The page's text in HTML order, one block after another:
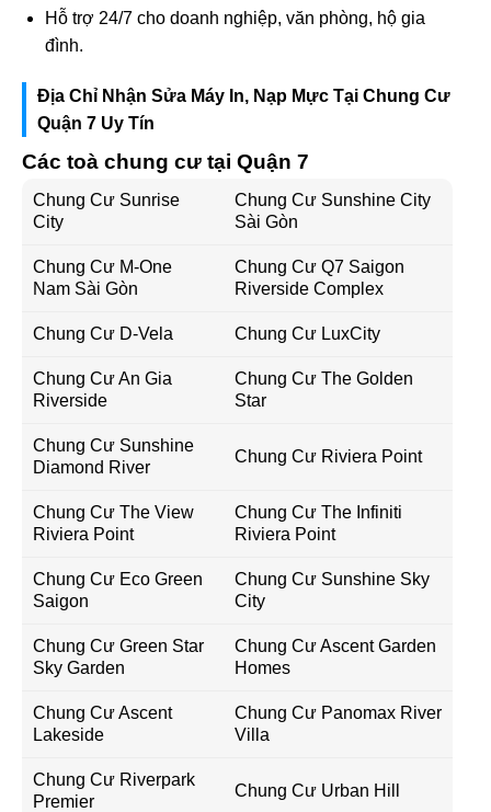
Hỗ trợ 24/7 cho doanh nghiệp, văn phòng, hộ gia
đình.
Địa Chỉ Nhận Sửa Máy In, Nạp Mực Tại Chung Cư
Quận 7 Uy Tín
Các toà chung cư tại Quận 7
Chung Cư Sunrise
City
Chung Cư Sunshine City
Sài Gòn
Chung Cư M-One
Nam Sài Gòn
Chung Cư Q7 Saigon
Riverside Complex
Chung Cư D-Vela Chung Cư LuxCity
Chung Cư An Gia
Riverside
Chung Cư The Golden
Star
Chung Cư Sunshine
Diamond River
Chung Cư Riviera Point
Chung Cư The View
Riviera Point
Chung Cư The Infiniti
Riviera Point
Chung Cư Eco Green
Saigon
Chung Cư Sunshine Sky
City
Chung Cư Green Star
Sky Garden
Chung Cư Ascent Garden
Homes
Chung Cư Ascent
Lakeside
Chung Cư Panomax River
Villa
Chung Cư Riverpark
Premier
Chung Cư Urban Hill